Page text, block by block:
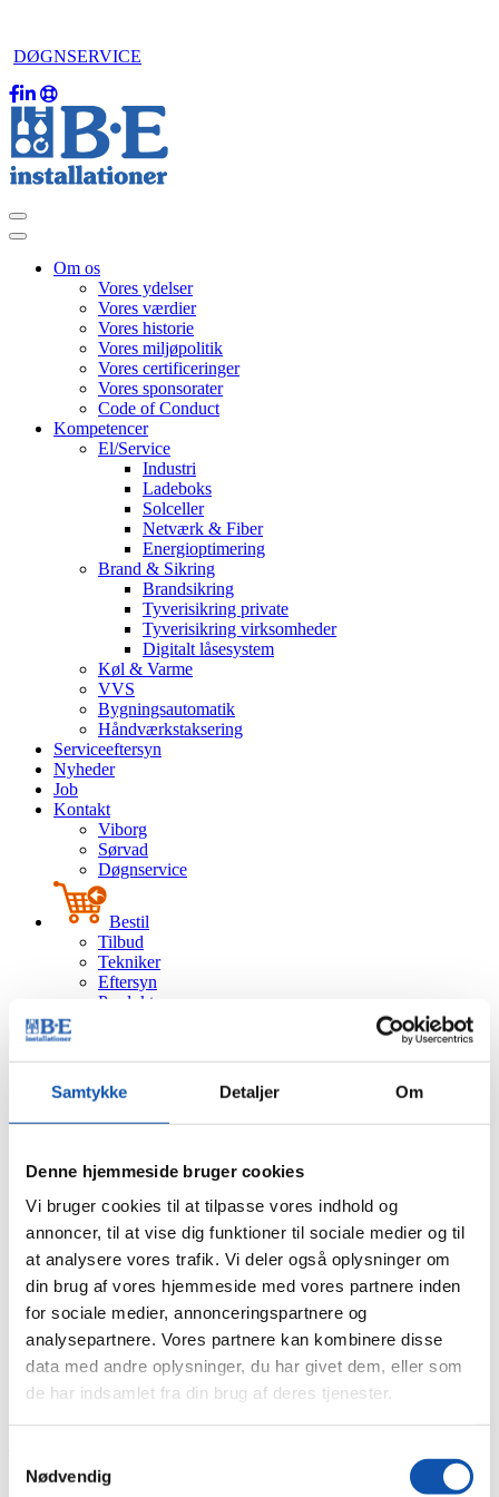
Samtykke Detaljer Om
Denne hjemmeside bruger cookies
Vi bruger cookies til at tilpasse vores indhold og
annoncer, til at vise dig funktioner til sociale medier og til
at analysere vores trafik. Vi deler også oplysninger om
din brug af vores hjemmeside med vores partnere inden
for sociale medier, annonceringspartnere og
analysepartnere. Vores partnere kan kombinere disse
data med andre oplysninger, du har givet dem, eller som
de har indsamlet fra din brug af deres tjenester.
Nødvendig
DØGNSERVICE
Om os
Vores ydelser
Vores værdier
Vores historie
Vores miljøpolitik
Vores certificeringer
Vores sponsorater
Code of Conduct
Kompetencer
El/Service
Industri
Ladeboks
Solceller
Netværk & Fiber
Energioptimering
Brand & Sikring
Brandsikring
Tyverisikring private
Tyverisikring virksomheder
Digitalt låsesystem
Køl & Varme
VVS
Bygningsautomatik
Håndværkstaksering
Serviceeftersyn
Nyheder
Job
Kontakt
Viborg
Sørvad
Døgnservice
Bestil
Tilbud
Tekniker
Eftersyn
Produkt
Du er her:
Forside
Nyheder
Vores svar på industriens schweizerkniv er tilbage
Vores svar på industriens